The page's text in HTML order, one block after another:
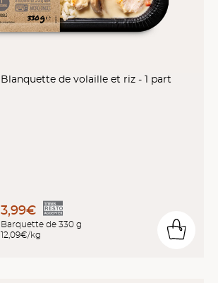
Blanquette de volaille et riz - 1 part
3,99€
Barquette de 330 g
12,09€/kg